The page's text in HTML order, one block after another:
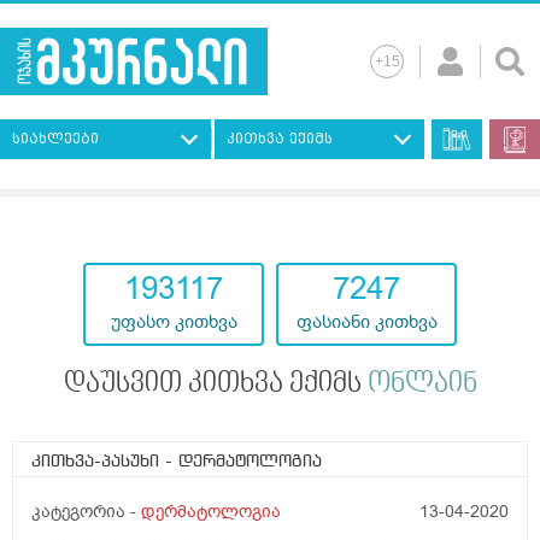
სიახლეები კითხვა ექიმს
193117
უფასო კითხვა
7247
ფასიანი კითხვა
დაუსვით კითხვა ექიმს ონლაინ
კითხვა-პასუხი - დერმატოლოგია
კატეგორია - დერმატოლოგია 13-04-2020